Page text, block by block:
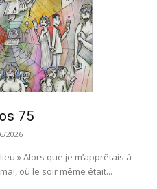
75
2026
» Alors que je m’apprêtais à
où le soir même était...